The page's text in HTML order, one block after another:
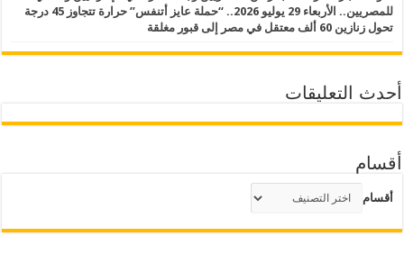
للمصريين.. الأربعاء 29 يوليو 2026.. “حملة عايز أتنفس” حرارة تتجاوز 45 درجة
تحول زنازين 60 ألف معتقل في مصر إلى قبور مغلقة
أحدث التعليقات
أقسام
أقسام